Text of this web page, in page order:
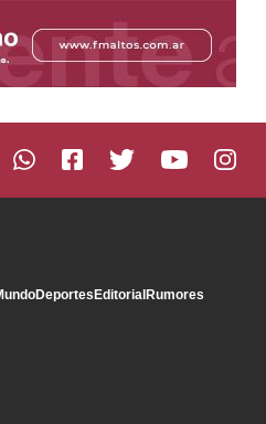
DeportesEditorialRumores